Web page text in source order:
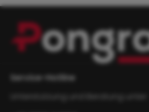
Service-Hotline